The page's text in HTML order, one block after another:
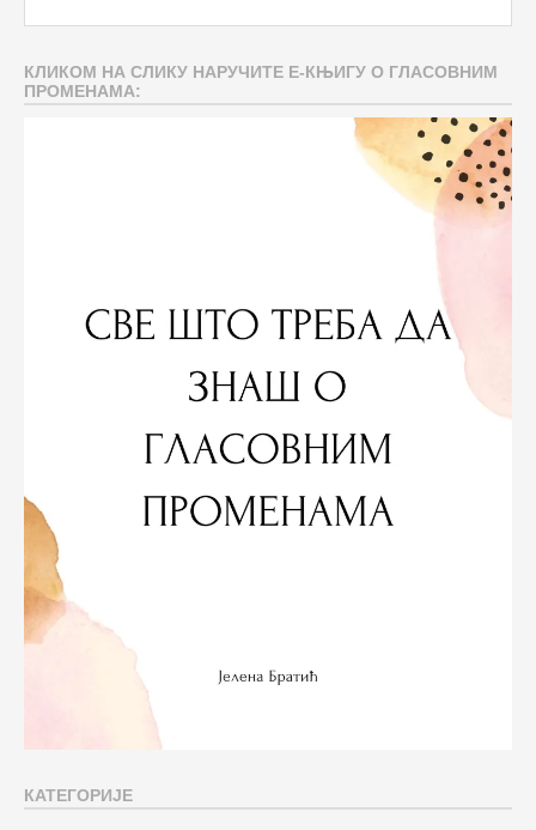
КЛИКОМ НА СЛИКУ НАРУЧИТЕ Е-КЊИГУ О ГЛАСОВНИМ
ПРОМЕНАМА:
КАТЕГОРИЈЕ